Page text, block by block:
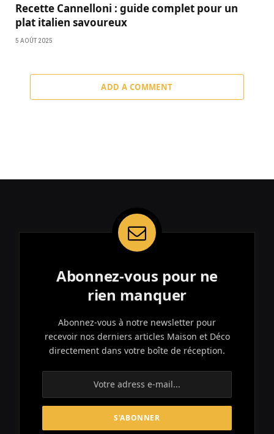
Recette Cannelloni : guide complet pour un
plat italien savoureux
5 AOÛT 2025
ADD A COMMENT
Abonnez-vous pour ne
rien manquer
Abonnez-vous à notre newsletter pour
recevoir nos derniers articles Maison et Déco
directement dans votre boîte de réception.